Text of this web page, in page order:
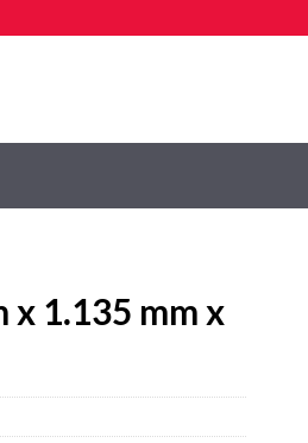
x 1.135 mm x